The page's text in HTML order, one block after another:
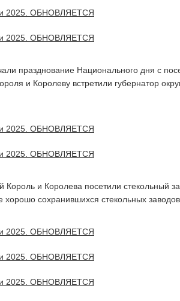
празднование Национального дня с
и Королеву встретили губернатор
Король и Королева посетили стекольный
сохранившихся стекольных